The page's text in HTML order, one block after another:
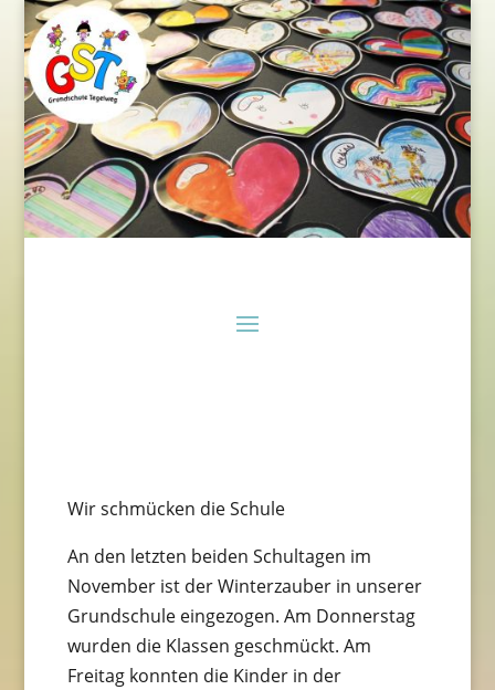
Wir schmücken die Schule
An den letzten beiden Schultagen im
November ist der Winterzauber in unserer
Grundschule eingezogen. Am Donnerstag
wurden die Klassen geschmückt. Am
Freitag konnten die Kinder in der